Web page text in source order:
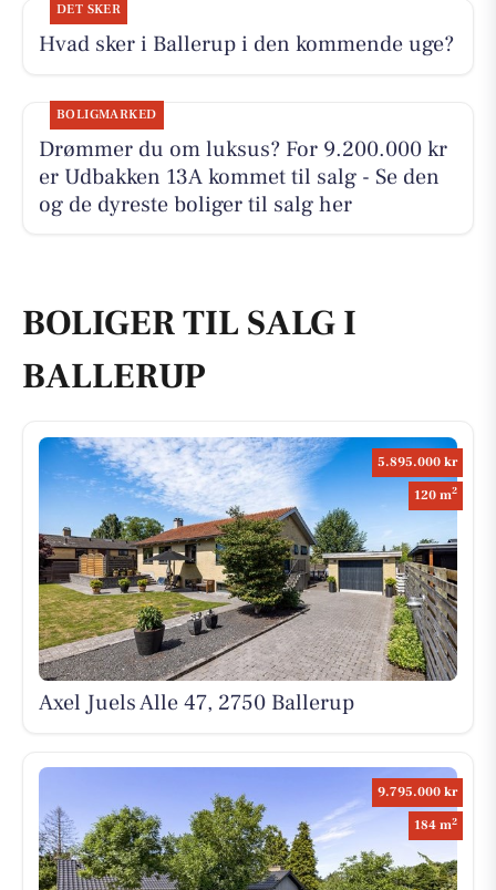
DET SKER
Hvad sker i Ballerup i den kommende uge?
BOLIGMARKED
Drømmer du om luksus? For 9.200.000 kr
er Udbakken 13A kommet til salg - Se den
og de dyreste boliger til salg her
BOLIGER TIL SALG I
BALLERUP
5.895.000 kr
120 m2
Axel Juels Alle 47, 2750 Ballerup
9.795.000 kr
184 m2